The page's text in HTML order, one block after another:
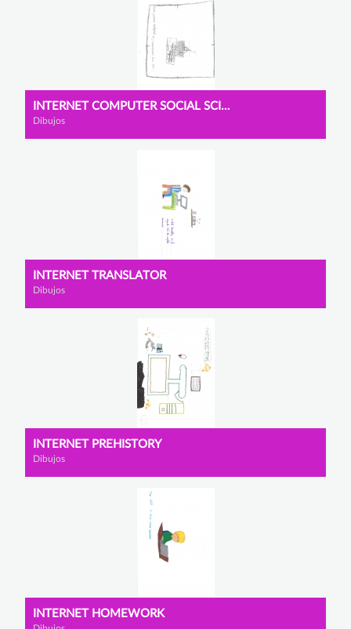
INTERNET COMPUTER SOCIAL SCIENCES
Dibujos
INTERNET TRANSLATOR
Dibujos
INTERNET PREHISTORY
Dibujos
INTERNET HOMEWORK